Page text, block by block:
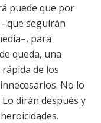
puede que por
seguirán
para
queda, una
de los
No lo
dirán después y